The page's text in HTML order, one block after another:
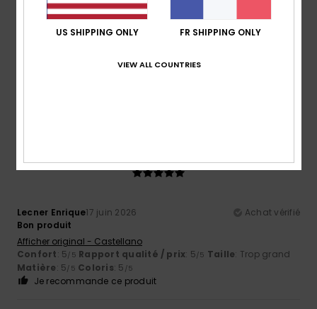
18 juin 2026
Lecner Enrique17 juin 2026
Achat vérifié
Bon produit
Afficher original - Castellano
Confort: 5/5 Rapport qualité / prix: 5/5 Taille: Trop grand
Matière: 5/5 Coloris: 5 /5
Je recommande ce produit
US SHIPPING ONLY FR SHIPPING ONLY
VIEW ALL COUNTRIES